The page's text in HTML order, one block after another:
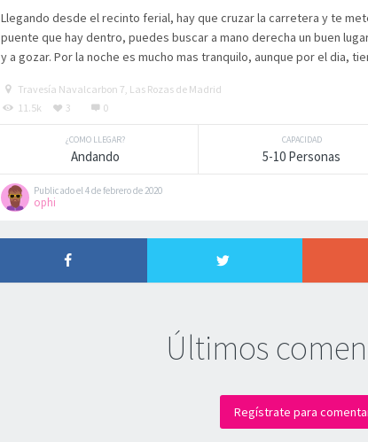
Llegando desde el recinto ferial, hay que cruzar la carretera y te
puente que hay dentro, puedes buscar a mano derecha un buen
y a gozar. Por la noche es mucho mas tranquilo, aunque por el dia,
Travesía Navalcarbon 7, Las Rozas de Madrid
11.5k
3 0
¿COMO LLEGAR?
Andando
CAPACIDAD
5-10 Personas
Publicado el 4 de febrero de 2020
ophi
Últimos
Regístrate para